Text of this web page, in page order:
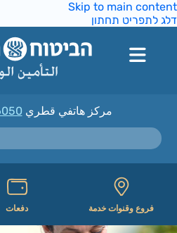
Skip to main
לתפריט תחתון
مركز هاتفي قطري
فروع وقنوات خدمة دفعات